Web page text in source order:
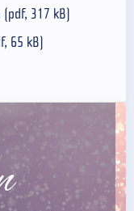
317 kB)
65 kB)